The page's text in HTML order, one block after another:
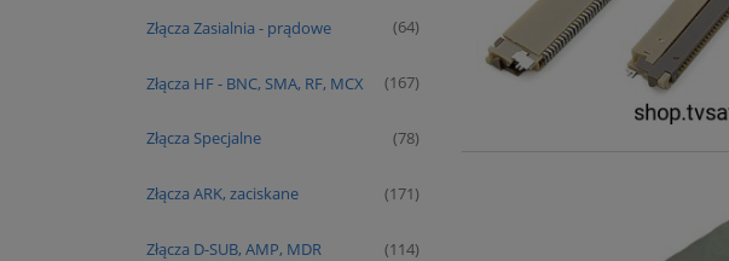
Złącza Zasialnia - prądowe (64)
Złącza HF - BNC, SMA, RF, MCX (167)
Złącza Specjalne (78)
Złącza ARK, zaciskane (171)
Złącza D-SUB, AMP, MDR (114)